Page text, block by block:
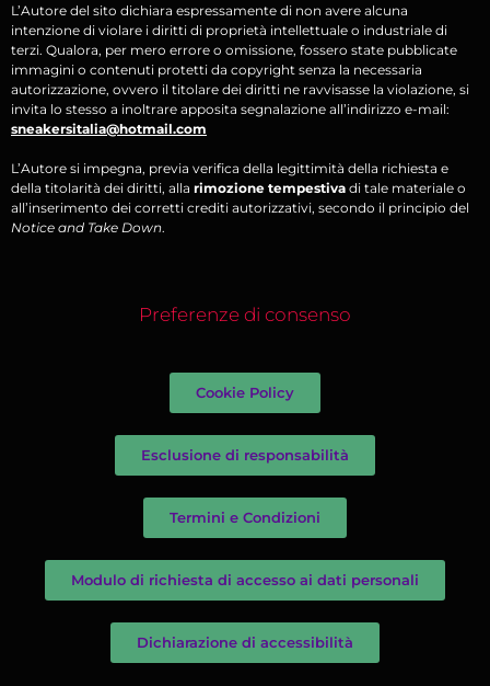
L’Autore del sito dichiara espressamente di non avere alcuna
intenzione di violare i diritti di proprietà intellettuale o industriale di
terzi. Qualora, per mero errore o omissione, fossero state pubblicate
immagini o contenuti protetti da copyright senza la necessaria
autorizzazione, ovvero il titolare dei diritti ne ravvisasse la violazione, si
invita lo stesso a inoltrare apposita segnalazione all’indirizzo e-mail:
sneakersitalia@hotmail.com
L’Autore si impegna, previa verifica della legittimità della richiesta e
della titolarità dei diritti, alla rimozione tempestiva di tale materiale o
all’inserimento dei corretti crediti autorizzativi, secondo il principio del
Notice and Take Down.
Preferenze di consenso
Cookie Policy
Esclusione di responsabilità
Termini e Condizioni
Modulo di richiesta di accesso ai dati personali
Dichiarazione di accessibilità